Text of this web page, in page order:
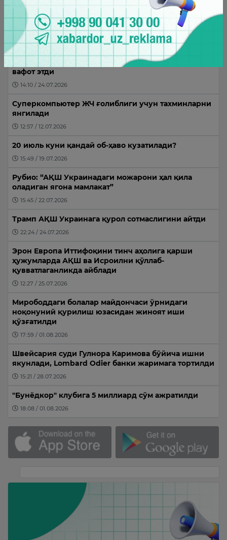
Энг кўп ўқилганлар
“Менга ҳурматсизлик қилманг” – Месси
17:03 / 12.07.2026
Саудия шаҳзодаси Лондондаги меҳмонхонада
вафот этди
14:10 / 24.07.2026
Суперкомпьютер ЖЧ ғолиблиги учун тахминларни
янгилади
12:57 / 12.07.2026
20 июль куни қандай об-ҳаво кузатилади?
15:49 / 19.07.2026
Рубио: “АҚШ Украинадаги можарони ҳал қила
оладиган ягона мамлакат”
15:45 / 22.07.2026
Трамп АҚШ Украинага қурол сотмаслигини айтди
22:24 / 24.07.2026
Эрон Европа Иттифоқини тинч аҳолига қарши
ҳужумларда АҚШ ва Исроилни қўллаб-
қувватлаганликда айблади
12:27 / 25.07.2026
Мирободдаги болалар майдончаси ўрнидаги
ноқонуний қурилиш юзасидан жиноят иши
қўзғатилди
17:59 / 01.08.2026
Швейсария суди Гулнора Каримова бўйича ишни
якунлади, Lombard Odier банки жаримага тортилди
15:21 / 28.07.2026
"Бунёдкор" клубига 5 миллиард сўм ажратилди
18:08 / 01.08.2026